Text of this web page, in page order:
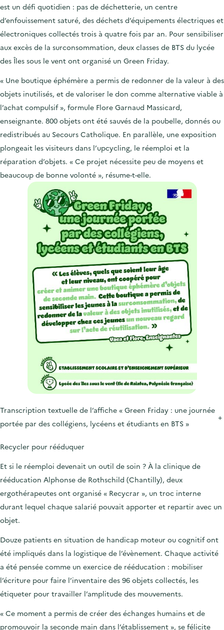
est un défi quotidien : pas de déchetterie, un centre
d’enfouissement saturé, des déchets d’équipements électriques et
électroniques collectés trois à quatre fois par an. Pour sensibiliser
aux excès de la surconsommation, deux classes de BTS du lycée
des Îles sous le vent ont organisé un Green Friday.
« Une boutique éphémère a permis de redonner de la valeur à des
objets inutilisés, et de valoriser le don comme alternative viable à
l’achat compulsif », formule Flore Garnaud Massicard,
enseignante. 800 objets ont été sauvés de la poubelle, donnés ou
redistribués au Secours Catholique. En parallèle, une exposition
plongeait les visiteurs dans l’upcycling, le réemploi et la
réparation d’objets. « Ce projet nécessite peu de moyens et
beaucoup de bonne volonté », résume-t-elle.
Transcription textuelle de l’affiche « Green Friday : une journée
portée par des collégiens, lycéens et étudiants en BTS »
+
Recycler pour rééduquer
Et si le réemploi devenait un outil de soin ? À la clinique de
rééducation Alphonse de Rothschild (Chantilly), deux
ergothérapeutes ont organisé « Recycrar », un troc interne
durant lequel chaque salarié pouvait apporter et repartir avec un
objet.
Douze patients en situation de handicap moteur ou cognitif ont
été impliqués dans la logistique de l’évènement. Chaque activité
a été pensée comme un exercice de rééducation : mobiliser
l’écriture pour faire l’inventaire des 96 objets collectés, les
étiqueter pour travailler l’amplitude des mouvements.
« Ce moment a permis de créer des échanges humains et de
promouvoir la seconde main dans l’établissement », se félicite